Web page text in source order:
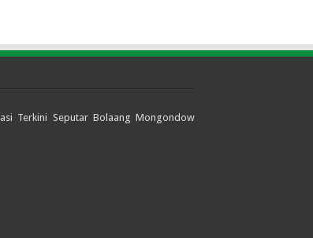
Terkini Seputar Bolaang Mongondow